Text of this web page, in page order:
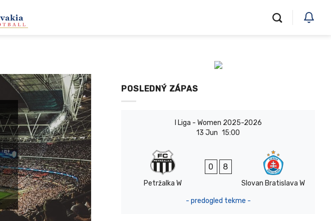
POSLEDNÝ ZÁPAS
I Liga - Women 2025-2026
13 Jun 15:00
Petržalka W
0 8
Slovan Bratislava W
- predogled tekme -